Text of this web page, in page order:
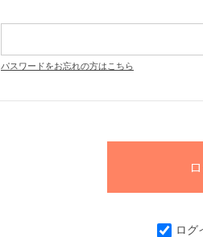
パスワードをお忘れの方はこちら
ログ